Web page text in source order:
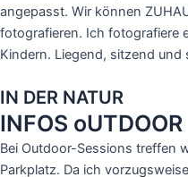
angepasst. Wir können
fotografieren. Ich fotografiere
Kindern. Liegend, sitzend und
IN DER NATUR
INFOS oUTDOOR
Bei Outdoor-Sessions treffen
Parkplatz. Da ich